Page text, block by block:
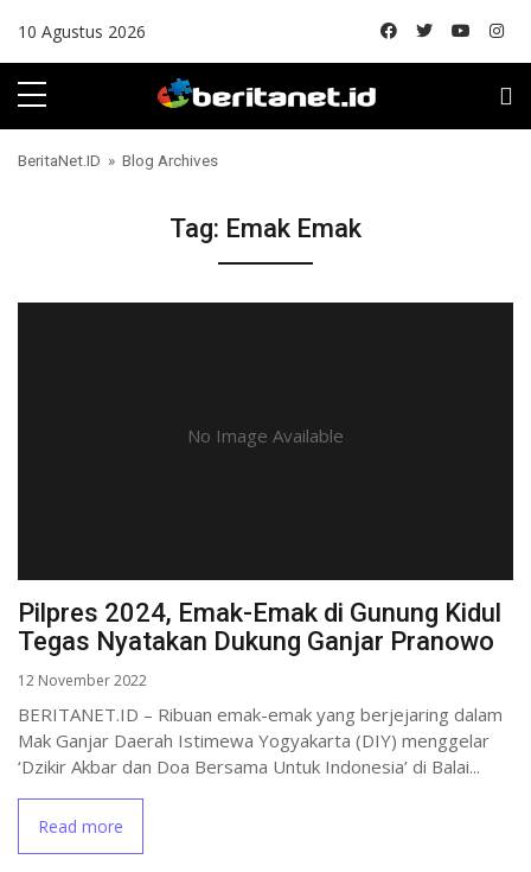
10 Agustus 2026
BeritaNet.ID » Blog Archives
Tag: Emak Emak
No Image Available
Pilpres 2024, Emak-Emak di Gunung Kidul
Tegas Nyatakan Dukung Ganjar Pranowo
12 November 2022
BERITANET.ID – Ribuan emak-emak yang berjejaring dalam
Mak Ganjar Daerah Istimewa Yogyakarta (DIY) menggelar
‘Dzikir Akbar dan Doa Bersama Untuk Indonesia’ di Balai...
Read more